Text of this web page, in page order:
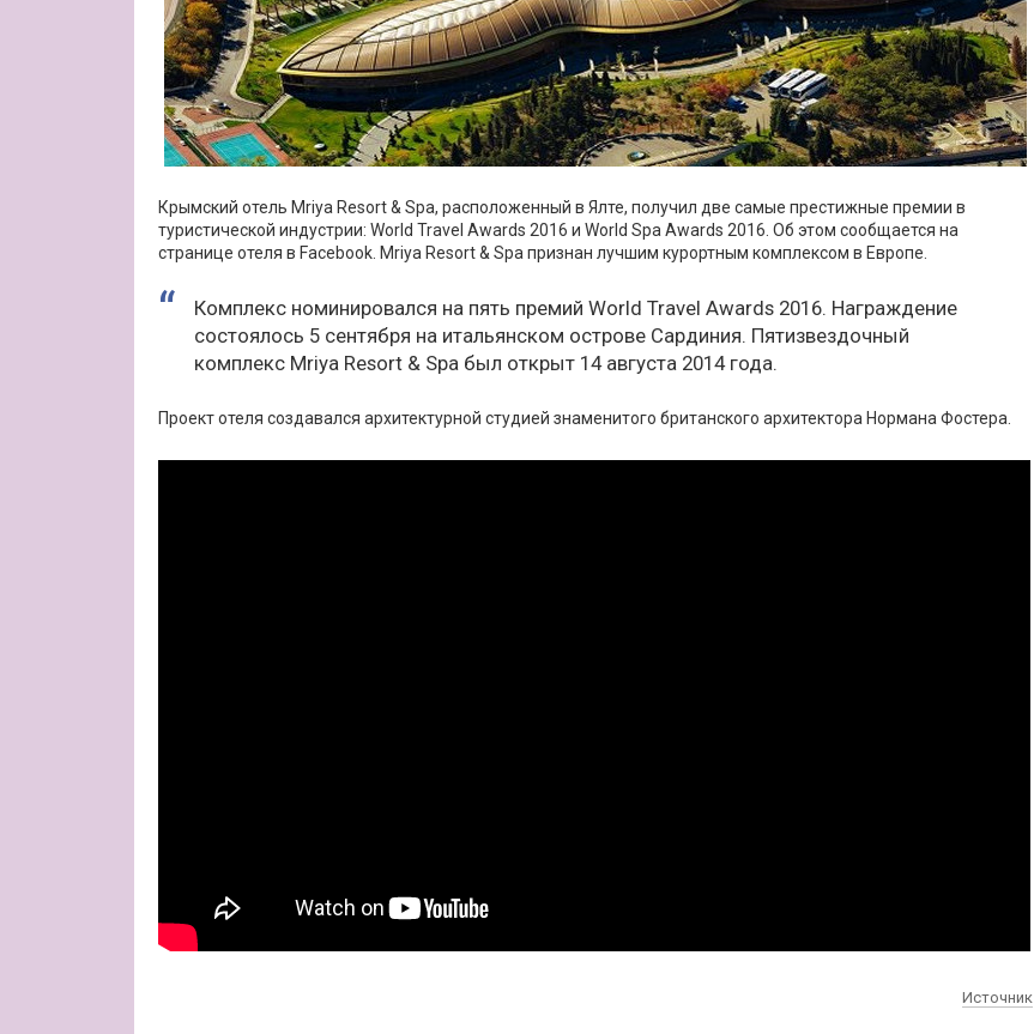
Крымский отель Mriya Resort & Spa, расположенный в Ялте, получил две самые престижные премии в
туристической индустрии: World Travel Awards 2016 и World Spa Awards 2016. Об этом сообщается на
странице отеля в Facebook. Mriya Resort & Spa признан лучшим курортным комплексом в Европе.
Комплекс номинировался на пять премий World Travel Awards 2016. Награждение
состоялось 5 сентября на итальянском острове Сардиния. Пятизвездочный
комплекс Mriya Resort & Spa был открыт 14 августа 2014 года.
Проект отеля создавался архитектурной студией знаменитого британского архитектора Нормана Фостера.
Источник